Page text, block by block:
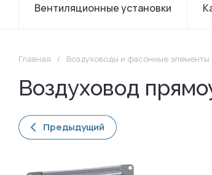
Вентиляционные установки
Главная / Воздуховоды и фасонные элементы
Воздуховод
Предыдущий